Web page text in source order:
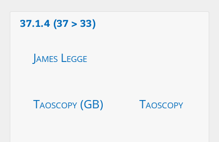
37.1.4 (37 > 33)
James Legge
Taoscopy (GB) Taoscopy